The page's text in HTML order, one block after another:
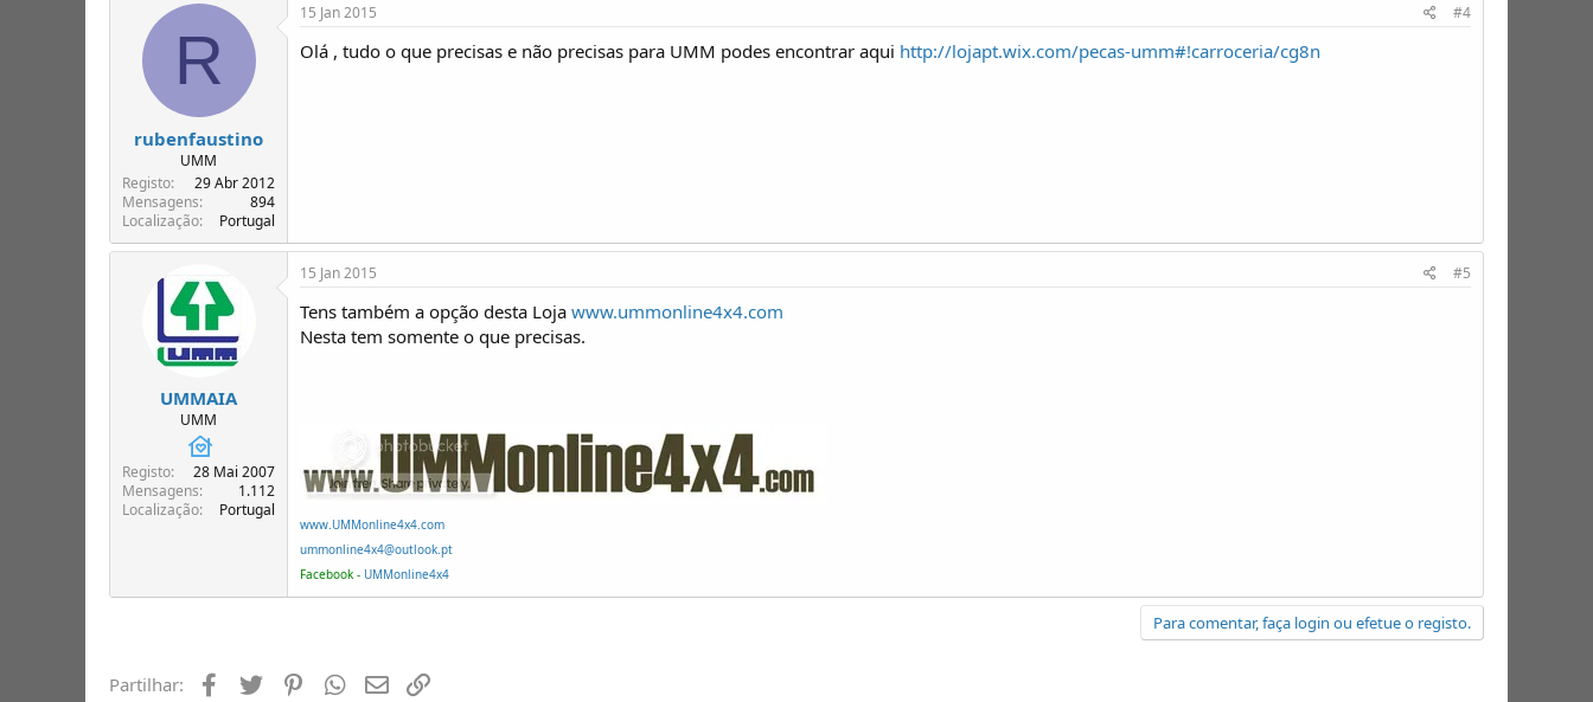
R
rubenfaustino
UMM
Registo
29 Abr 2012
Mensagens
894
Localização
Portugal
15 Jan 2015 #4
Olá , tudo o que precisas e não precisas para UMM podes encontrar aqui http://lojapt.wix.com/pecas-umm#!carroceria/cg8n
UMMAIA
UMM
Registo
28 Mai 2007
Mensagens
1.112
Localização
Portugal
15 Jan 2015 #5
Tens também a opção desta Loja www.ummonline4x4.com
Nesta tem somente o que precisas.
www.UMMonline4x4.com
ummonline4x4@outlook.pt
Facebook - UMMonline4x4
Para comentar, faça login ou efetue o registo.
Partilhar: Facebook
Twitter PinterestWhatsapp
Email